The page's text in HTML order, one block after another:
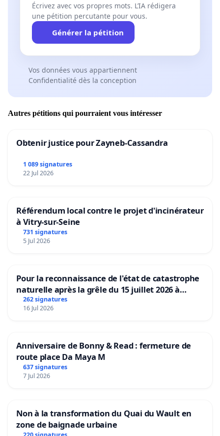
Écrivez avec vos propres mots. L’IA rédigera
une pétition percutante pour vous.
Générer la pétition
Vos données vous appartiennent
Confidentialité dès la conception
Autres pétitions qui pourraient vous intéresser
Obtenir justice pour Zayneb-Cassandra
1 089 signatures
22 Jul 2026
Référendum local contre le projet d'incinérateur
à Vitry-sur-Seine
731 signatures
5 Jul 2026
Pour la reconnaissance de l'état de catastrophe
naturelle après la grêle du 15 juillet 2026 à
Aubenas et ses alentours
262 signatures
16 Jul 2026
Anniversaire de Bonny & Read : fermeture de
route place Da Maya M
637 signatures
7 Jul 2026
Non à la transformation du Quai du Wault en
zone de baignade urbaine